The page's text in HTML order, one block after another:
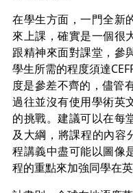
在學生方面，一門全新
來上課，確實是一個很
跟精神來面對課堂，參
學生所需的程度須達
度是參差不齊的，儘管
過往並沒有使用學術英
的挑戰。建議可以在每
及大綱，將課程的內容
程講義中盡可能以圖像
程的重點來加強同學在